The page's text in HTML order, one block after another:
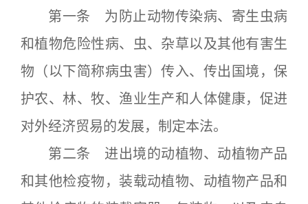
第一条 为防止动物传染病、寄生虫病
和植物危险性病、虫、杂草以及其他有害生
物（以下简称病虫害）传入、传出国境，保
护农、林、牧、渔业生产和人体健康，促进
对外经济贸易的发展，制定本法。
第二条 进出境的动植物、动植物产品
和其他检疫物，装载动植物、动植物产品和